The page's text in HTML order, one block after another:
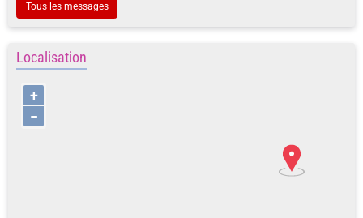
Tous les messages
Localisation
+
−